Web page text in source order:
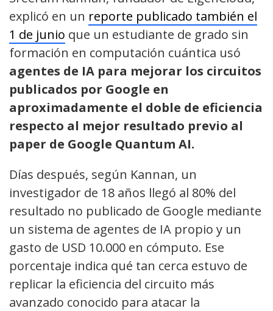
explicó en un reporte publicado también el
1 de junio que un estudiante de grado sin
formación en computación cuántica usó
agentes de IA para mejorar los circuitos
publicados por Google en
aproximadamente el doble de eficiencia
respecto al mejor resultado previo al
paper de Google Quantum AI.
Días después, según Kannan, un
investigador de 18 años llegó al 80% del
resultado no publicado de Google mediante
un sistema de agentes de IA propio y un
gasto de USD 10.000 en cómputo. Ese
porcentaje indica qué tan cerca estuvo de
replicar la eficiencia del circuito más
avanzado conocido para atacar la